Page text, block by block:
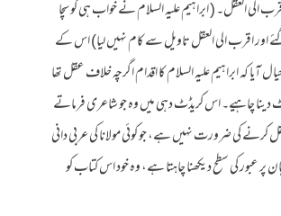
الی العقل۔ ( ابراہیم علیہ السلام نے خواب ہی کو سچا
اور اقرب الی العقل تاویل سے کام نہیں لیا) اس کے
آیا کہ ابراہیم علیہ السلام کا اقدام اگرچہ خلاف عقل تھا
دینا چاہیے۔ اس کریڈٹ دہی میں وہ جو شاعری فرماتے
کرنے کی ضرورت نہیں ہے، جو کوئی مولانا کی عربی دانی
پر عبور کی سطح دیکھنا چاہتا ہے، وہ خود اس کتاب کو